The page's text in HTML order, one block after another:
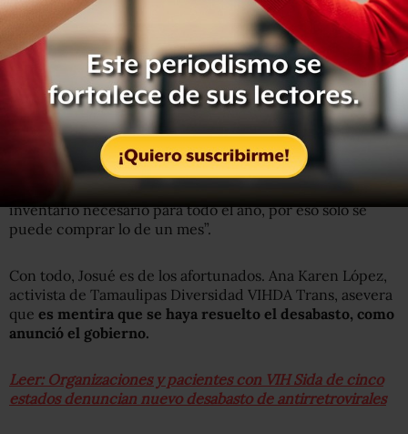
nacional por todo el año. El presidente López Obrador
dijo que se iba a hacer una excepción con los
antirretrovirales por humanidad, y se le agradece, pero
ahora resulta que el problema está resuelto solo por
este mes y el siguiente a ver qué pasa”.
Beltrán Saldaña, el director del CAPASITS Tampico, dijo
en entrevista con medios que el problema “es que los
proveedores normales dejaron de ser proveedores de los
inventario necesario para todo el año, por eso solo se
puede comprar lo de un mes”.
Con todo, Josué es de los afortunados. Ana Karen López,
activista de Tamaulipas Diversidad VIHDA Trans, asevera
que es mentira que se haya resuelto el desabasto, como
anunció el gobierno.
Leer: Organizaciones y pacientes con VIH Sida de cinco
estados denuncian nuevo desabasto de antirretrovirales